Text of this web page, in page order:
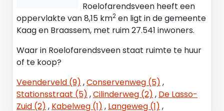
Parkeervoorzieningen
Het pand beschikt over 2 eigen parkeerplaatsen.
Roelofarendsveen heeft een
oppervlakte van 8,15 km2 en ligt in de gemeente
Kaag en Braassem, met ruim 27.541 inwoners.
Waar in Roelofarendsveen staat ruimte te huur
of te koop?
Veenderveld (9) ,Conservenweg (5) ,
Stationsstraat (5) ,Cilinderweg (2) , De Lasso-
Zuid (2) , Kabelweg (1) , Langeweg (1) ,